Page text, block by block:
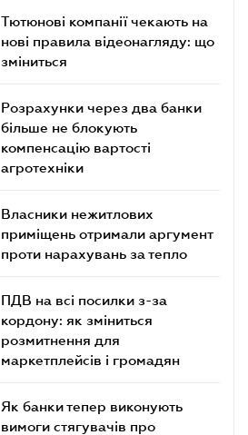
Тютюнові компанії чекають на
нові правила відеонагляду: що
зміниться
Розрахунки через два банки
більше не блокують
компенсацію вартості
агротехніки
Власники нежитлових
приміщень отримали аргумент
проти нарахувань за тепло
ПДВ на всі посилки з-за
кордону: як зміниться
розмитнення для
маркетплейсів і громадян
Як банки тепер виконують
вимоги стягувачів про